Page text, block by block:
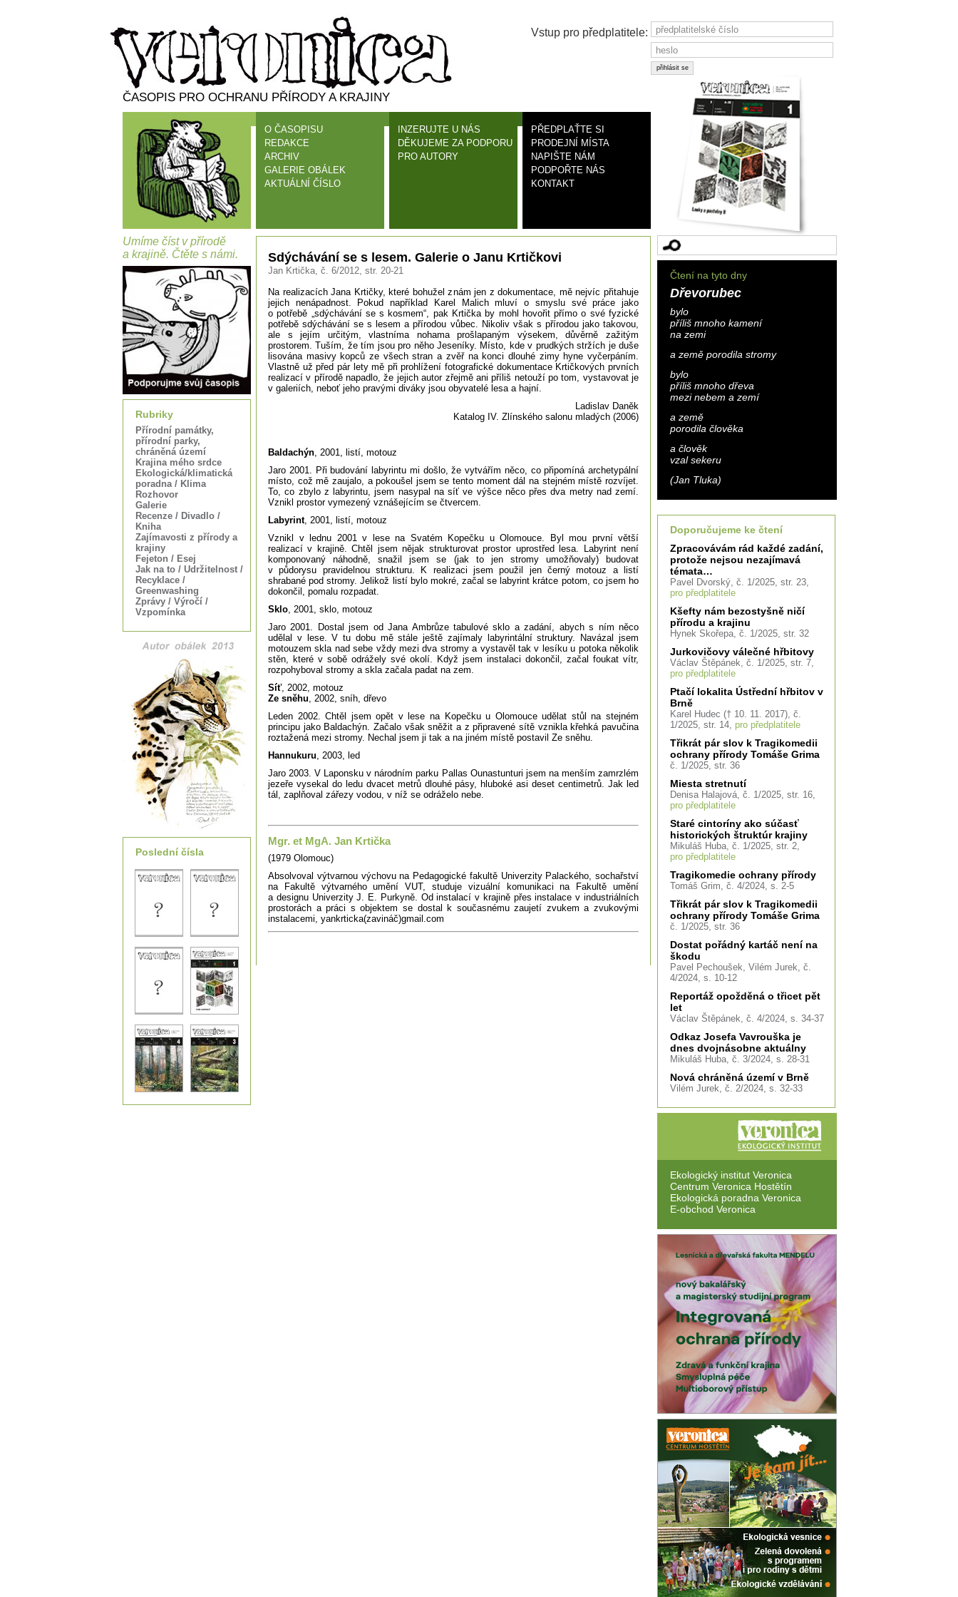
Vstup pro předplatitele:
ČASOPIS PRO OCHRANU PŘÍRODY A KRAJINY
O ČASOPISU
REDAKCE
ARCHIV
GALERIE OBÁLEK
AKTUÁLNÍ ČÍSLO
INZERUJTE U NÁS
DĚKUJEME ZA PODPORU
PRO AUTORY
PŘEDPLAŤTE SI
PRODEJNÍ MÍSTA
NAPIŠTE NÁM
PODPOŘTE NÁS
KONTAKT
Umíme číst v přírodě
a krajině. Čtěte s námi.
Rubriky
Přírodní památky,
přírodní parky,
chráněná území
Krajina mého srdce
Ekologická/klimatická
poradna / Klima
Rozhovor
Galerie
Recenze / Divadlo /
Kniha
Zajímavosti z přírody a
krajiny
Fejeton / Esej
Jak na to / Udržitelnost /
Recyklace /
Greenwashing
Zprávy / Výročí /
Vzpomínka
Poslední čísla
Čtení na tyto dny
Dřevorubec
bylo
příliš mnoho kamení
na zemi
a země porodila stromy
bylo
příliš mnoho dřeva
mezi nebem a zemí
a země
porodila člověka
a člověk
vzal sekeru
(Jan Tluka)
Doporučujeme ke čtení
Zpracovávám rád každé zadání,
protože nejsou nezajímavá
témata…
Pavel Dvorský, č. 1/2025, str. 23,
pro předplatitele
Kšefty nám bezostyšně ničí
přírodu a krajinu
Hynek Skořepa, č. 1/2025, str. 32
Jurkovičovy válečné hřbitovy
Václav Štěpánek, č. 1/2025, str. 7,
pro předplatitele
Ptačí lokalita Ústřední hřbitov v
Brně
Karel Hudec († 10. 11. 2017), č.
1/2025, str. 14, pro předplatitele
Třikrát pár slov k Tragikomedii
ochrany přírody Tomáše Grima
č. 1/2025, str. 36
Miesta stretnutí
Denisa Halajová, č. 1/2025, str. 16,
pro předplatitele
Staré cintoríny ako súčasť
historických štruktúr krajiny
Mikuláš Huba, č. 1/2025, str. 2,
pro předplatitele
Tragikomedie ochrany přírody
Tomáš Grim, č. 4/2024, s. 2-5
Třikrát pár slov k Tragikomedii
ochrany přírody Tomáše Grima
č. 1/2025, str. 36
Dostat pořádný kartáč není na
škodu
Pavel Pechoušek, Vilém Jurek, č.
4/2024, s. 10-12
Reportáž opožděná o třicet pět
let
Václav Štěpánek, č. 4/2024, s. 34-37
Odkaz Josefa Vavrouška je
dnes dvojnásobne aktuálny
Mikuláš Huba, č. 3/2024, s. 28-31
Nová chráněná území v Brně
Vilém Jurek, č. 2/2024, s. 32-33
Ekologický institut Veronica
Centrum Veronica Hostětín
Ekologická poradna Veronica
E-obchod Veronica
Sdýchávání se s lesem. Galerie o Janu Krtičkovi
Jan Krtička, č. 6/2012, str. 20-21
Na realizacích Jana Krtičky, které bohužel znám jen z dokumentace, mě nejvíc přitahuje
jejich nenápadnost. Pokud například Karel Malich mluví o smyslu své práce jako
o potřebě „sdýchávání se s kosmem“, pak Krtička by mohl hovořit přímo o své fyzické
potřebě sdýchávání se s lesem a přírodou vůbec. Nikoliv však s přírodou jako takovou,
ale s jejím určitým, vlastníma nohama prošlapaným výsekem, důvěrně zažitým
prostorem. Tuším, že tím jsou pro něho Jeseníky. Místo, kde v prudkých stržích je duše
lisována masivy kopců ze všech stran a zvěř na konci dlouhé zimy hyne vyčerpáním.
Vlastně už před pár lety mě při prohlížení fotografické dokumentace Krtičkových prvních
realizací v přírodě napadlo, že jejich autor zřejmě ani příliš netouží po tom, vystavovat je
v galeriích, neboť jeho pravými diváky jsou obyvatelé lesa a hajní.
Ladislav Daněk
Katalog IV. Zlínského salonu mladých (2006)
Baldachýn, 2001, listí, motouz
Jaro 2001. Při budování labyrintu mi došlo, že vytvářím něco, co připomíná archetypální
místo, což mě zaujalo, a pokoušel jsem se tento moment dál na stejném místě rozvíjet.
To, co zbylo z labyrintu, jsem nasypal na síť ve výšce něco přes dva metry nad zemí.
Vznikl prostor vymezený vznášejícím se čtvercem.
Labyrint, 2001, listí, motouz
Vznikl v lednu 2001 v lese na Svatém Kopečku u Olomouce. Byl mou první větší
realizací v krajině. Chtěl jsem nějak strukturovat prostor uprostřed lesa. Labyrint není
komponovaný náhodně, snažil jsem se (jak to jen stromy umožňovaly) budovat
v půdorysu pravidelnou strukturu. K realizaci jsem použil jen černý motouz a listí
shrabané pod stromy. Jelikož listí bylo mokré, začal se labyrint krátce potom, co jsem ho
dokončil, pomalu rozpadat.
Sklo, 2001, sklo, motouz
Jaro 2001. Dostal jsem od Jana Ambrůze tabulové sklo a zadání, abych s ním něco
udělal v lese. V tu dobu mě stále ještě zajímaly labyrintální struktury. Navázal jsem
motouzem skla nad sebe vždy mezi dva stromy a vystavěl tak v lesíku u potoka několik
stěn, které v sobě odrážely své okolí. Když jsem instalaci dokončil, začal foukat vítr,
rozpohyboval stromy a skla začala padat na zem.
Síť, 2002, motouz
Ze sněhu, 2002, sníh, dřevo
Leden 2002. Chtěl jsem opět v lese na Kopečku u Olomouce udělat stůl na stejném
principu jako Baldachýn. Začalo však sněžit a z připravené sítě vznikla křehká pavučina
roztažená mezi stromy. Nechal jsem ji tak a na jiném místě postavil Ze sněhu.
Hannukuru, 2003, led
Jaro 2003. V Laponsku v národním parku Pallas Ounastunturi jsem na menším zamrzlém
jezeře vysekal do ledu dvacet metrů dlouhé pásy, hluboké asi deset centimetrů. Jak led
tál, zaplňoval zářezy vodou, v níž se odráželo nebe.
Mgr. et MgA. Jan Krtička
(1979 Olomouc)
Absolvoval výtvarnou výchovu na Pedagogické fakultě Univerzity Palackého, sochařství
na Fakultě výtvarného umění VUT, studuje vizuální komunikaci na Fakultě umění
a designu Univerzity J. E. Purkyně. Od instalací v krajině přes instalace v industriálních
prostorách a práci s objektem se dostal k současnému zaujetí zvukem a zvukovými
instalacemi, yankrticka(zavináč)gmail.com